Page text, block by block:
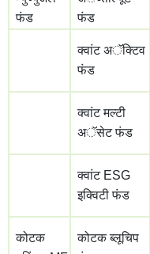
फंड
फंड
क्वांट अॅक्टिव
फंड
क्वांट मल्टी
अॅसेट फंड
क्वांट ESG
इक्विटी फंड
कोटक
कोटक ब्लूचिप